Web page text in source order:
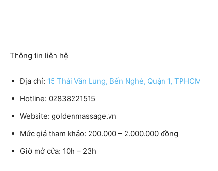
Thông tin liên hệ
Địa chỉ: 15 Thái Văn Lung, Bến Nghé, Quận 1, TPHCM
Hotline: 02838221515
Website: goldenmassage.vn
Mức giá tham khảo: 200.000 – 2.000.000 đồng
Giờ mở cửa: 10h – 23h